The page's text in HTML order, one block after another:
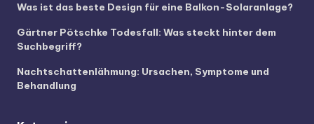
Was ist das beste Design für eine Balkon-Solaranlage?
Gärtner Pötschke Todesfall: Was steckt hinter dem
Suchbegriff?
Nachtschattenlähmung: Ursachen, Symptome und
Behandlung